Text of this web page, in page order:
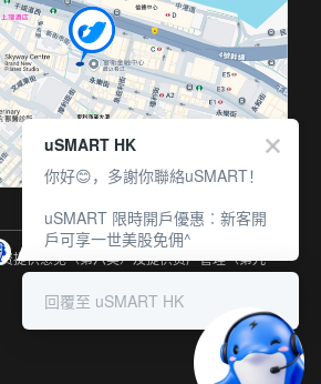
提供意见（第六类）及提供资产管理（第九
uSMART HK
你好😊，多謝你聯絡uSMART！
uSMART 限時開戶優惠︰新客開
戶可享一世美股免佣^
回覆至 uSMART HK